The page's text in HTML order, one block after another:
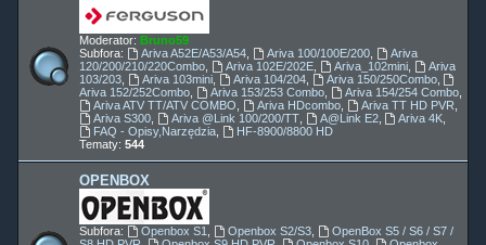
Moderator: Bruno59
Subfora:
Ariva A52E/A53/A54, Ariva 100/100E/200,
Ariva
120/200/210/220Combo
Ariva 102E/202E, Ariva_102mini,
Ariva
103/203
Ariva 103mini, Ariva 104/204, Ariva 150/250Combo,
Ariva 152/252Combo
Ariva 153/253 Combo, Ariva 154/254 Combo,
Ariva ATV TT/ATV COMBO
Ariva HDcombo, Ariva TT HD PVR
Ariva S300, Ariva @Link 100/200/TT, A@Link E2, Ariva 4K
FAQ - Opisy,Narzędzia,
HF-8900/8800 HD
Tematy: 544
OPENBOX
Subfora: Openbox S1 Openbox S2/S3,
OpenBox S5 / S6 / S7 /